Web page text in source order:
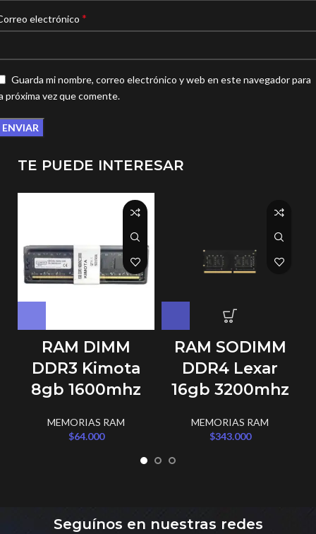
electrónico *
Guarda mi nombre, correo electrónico y web en este navegador para
próxima vez que comente.
TE PUEDE INTERESAR
RAM DIMM
DDR3 Kimota
8gb 1600mhz
MEMORIAS RAM
$64.000
RAM SODIMM
DDR4 Lexar
16gb 3200mhz
MEMORIAS RAM
$343.000
Seguínos en nuestras redes